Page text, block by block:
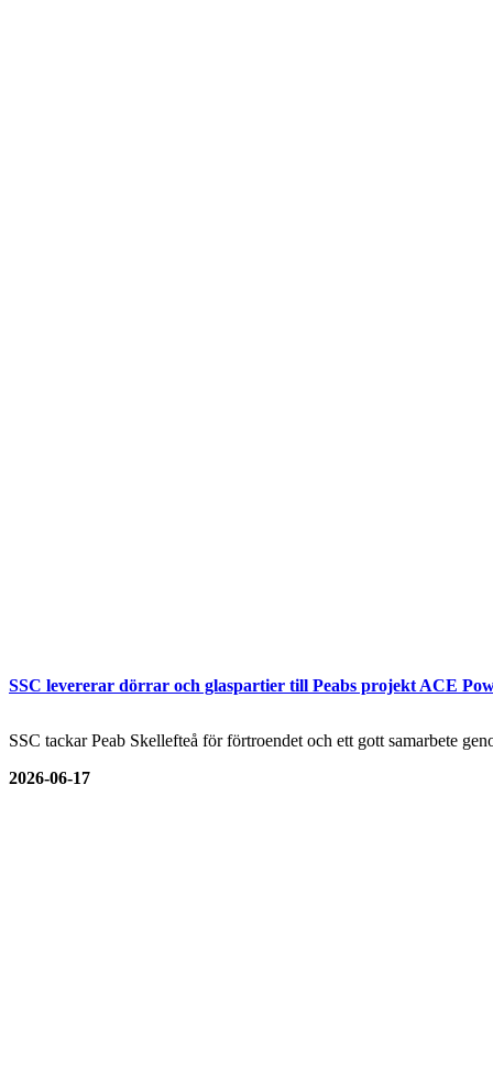
SSC levererar dörrar och glaspartier till Peabs projekt ACE
SSC tackar Peab Skellefteå för förtroendet och ett gott samarbete
2026-06-17